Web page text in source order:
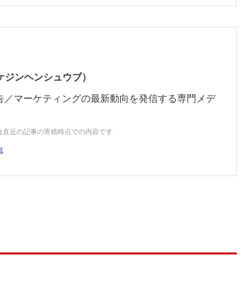
ンヘンシュウブ）
マーケティングの最新動向を発信する専門メデ
近の記事の寄稿時点での内容です